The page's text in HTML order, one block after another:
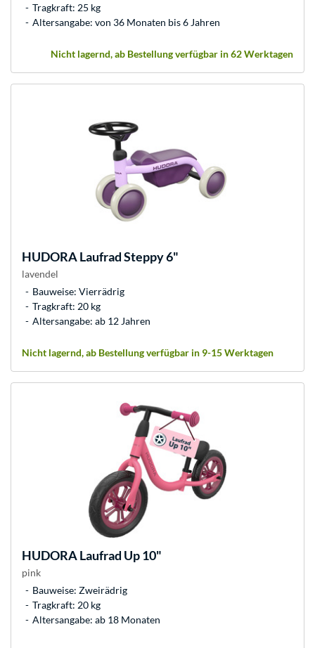
Tragkraft: 25 kg
Altersangabe: von 36 Monaten bis 6 Jahren
Nicht lagernd, ab Bestellung verfügbar in 62 Werktagen
HUDORALaufrad Steppy 6"
lavendel
Bauweise: Vierrädrig
Tragkraft: 20 kg
Altersangabe: ab 12 Jahren
Nicht lagernd, ab Bestellung verfügbar in 9-15 Werktagen
HUDORALaufrad Up 10"
pink
Bauweise: Zweirädrig
Tragkraft: 20 kg
Altersangabe: ab 18 Monaten